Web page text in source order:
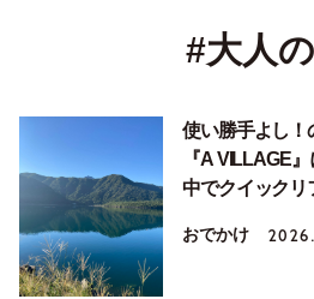
#大人
使い勝手よし！
『A VILLAGE
中でクイックリ
おでかけ